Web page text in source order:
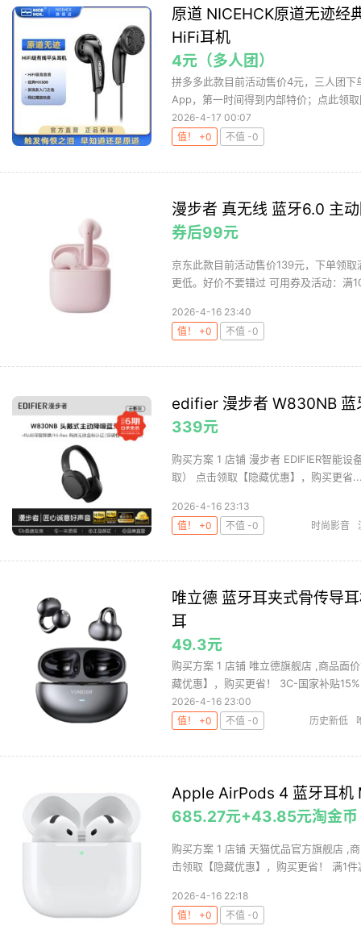
原道 NICEHCK原道无迹
HiFi耳机
4元（多人团）
拼多多此款目前活动售价4元，三人团
App，第一时间得到内部特价；点此领
2026-4-17 00:07
值！ +0
不值 -0
漫步者 真无线 蓝牙6.0 主
券后99元
京东此款目前活动售价139元，下单领
更低。好价不要错过 可用券及活动：满
2026-4-16 23:40
值！ +0
不值 -0
edifier 漫步者 W830NB 蓝
339元
购买方案 1 店铺 漫步者 EDIFIER智能
取） 点击领取【隐藏优惠】，购买更省
2026-4-16 23:13
值！ +0
不值 -0 时尚影音
唯立德 蓝牙耳夹式骨传导
耳
49.3元
购买方案 1 店铺 唯立德旗舰店 ,商品面
藏优惠】，购买更省！ 3C-国家补贴
2026-4-16 23:00
值！ +0
不值 -0 历史新低
Apple AirPods 4 蓝牙耳机
685.27元+43.85元淘金币
购买方案 1 店铺 天猫优品官方旗舰店 ,
击领取【隐藏优惠】，购买更省！ 满1件
2026-4-16 22:18
值！ +0
不值 -0